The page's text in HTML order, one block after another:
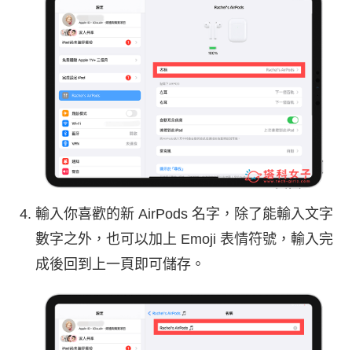
輸入你喜歡的新 AirPods 名字，除了能輸入文字
數字之外，也可以加上 Emoji 表情符號，輸入完
成後回到上一頁即可儲存。